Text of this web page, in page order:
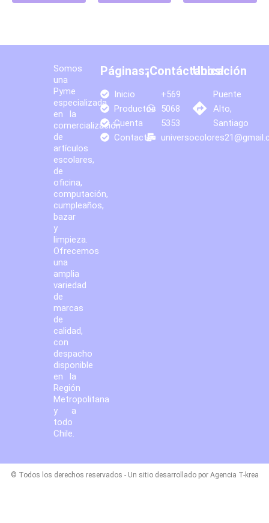
Somos
una
Pyme
especializada
en la
comercialización
de
artículos
escolares,
de
oficina,
computación,
cumpleaños,
bazar
y
limpieza.
Ofrecemos
una
amplia
variedad
de
marcas
de
calidad,
con
despacho
disponible
en la
Región
Metropolitana
y a
todo
Chile.
Páginas:
Inicio
Productos
Cuenta
Contacto
¡Contáctanos!
+569
5068
5353
Ubicación
Puente
Alto,
Santiago
© Todos los derechos reservados - Un sitio desarrollado por Agencia T-krea